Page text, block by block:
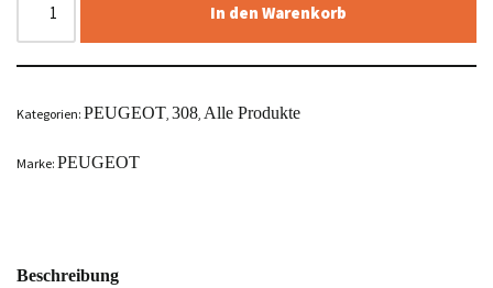
In den Warenkorb
Kategorien: PEUGEOT 308 Alle Produkte
Marke: PEUGEOT
Beschreibung